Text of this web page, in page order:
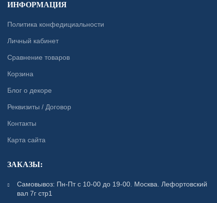
ИНФОРМАЦИЯ
Политика конфедициальности
Личный кабинет
Сравнение товаров
Корзина
Блог о декоре
Реквизиты / Договор
Контакты
Карта сайта
ЗАКАЗЫ:
Самовывоз: Пн-Пт с 10-00 до 19-00. Москва. Лефортовский
вал 7г стр1